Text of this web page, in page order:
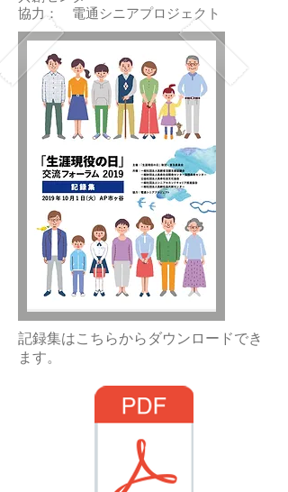
協力： 電通シニアプロジェクト
​記録集はこちらからダウンロードでき
ます。